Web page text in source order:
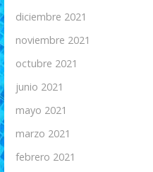
diciembre 2021
noviembre 2021
octubre 2021
junio 2021
mayo 2021
marzo 2021
febrero 2021